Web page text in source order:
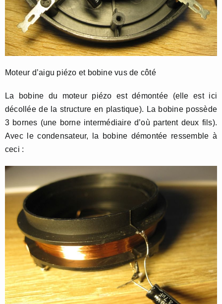
Moteur d’aigu piézo et bobine vus de côté
La bobine du moteur piézo est démontée (elle est ici
décollée de la structure en plastique). La bobine possède
3 bornes (une borne intermédiaire d’où partent deux fils).
Avec le condensateur, la bobine démontée ressemble à
ceci :